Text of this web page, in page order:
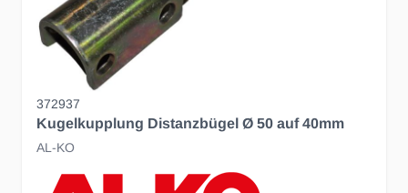
372937
Kugelkupplung Distanzbügel Ø 50 auf 40mm
AL-KO